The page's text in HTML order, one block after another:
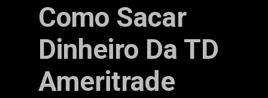
Como Sacar
Dinheiro Da TD
Ameritrade